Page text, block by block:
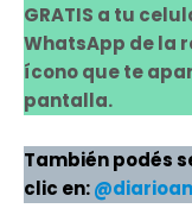
GRATIS a tu
WhatsApp de la
ícono que te
pantalla.
También podés
clic en: